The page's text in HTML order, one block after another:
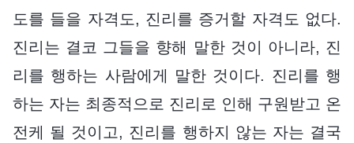
도를 들을 자격도, 진리를 증거할 자격도 없다.
진리는 결코 그들을 향해 말한 것이 아니라, 진
리를 행하는 사람에게 말한 것이다. 진리를 행
하는 자는 최종적으로 진리로 인해 구원받고 온
전케 될 것이고, 진리를 행하지 않는 자는 결국